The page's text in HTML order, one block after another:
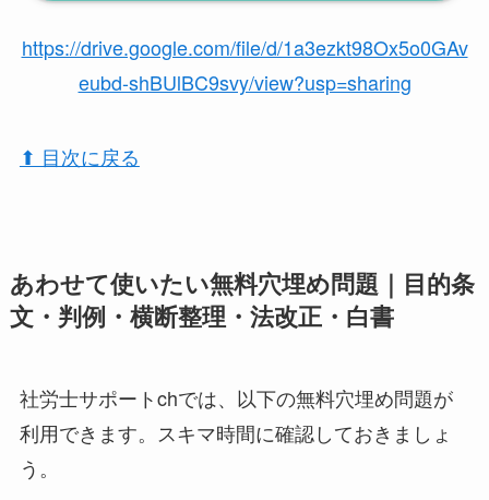
https://drive.google.com/file/d/1a3ezkt98Ox5o0GAv
eubd-shBUlBC9svy/view?usp=sharing
⬆︎ 目次に戻る
あわせて使いたい無料穴埋め問題｜目的条
文・判例・横断整理・法改正・白書
社労士サポートchでは、以下の無料穴埋め問題が
利用できます。スキマ時間に確認しておきましょ
う。